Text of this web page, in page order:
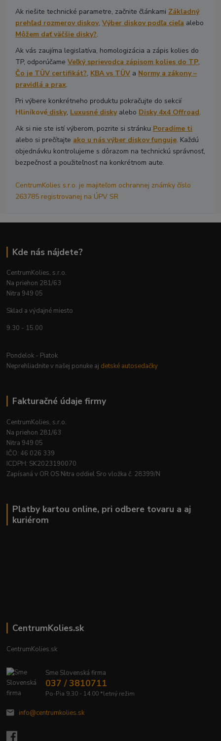
Ak riešite technické parametre, začnite článkami Základný
prehľad rozmerov diskov,Výber diskov podľa cieľa alebo
Môžem dať väčšie disky?.
Ak vás zaujíma legislatíva, homologizácia a zápis kolies do
TP, odporúčameVeľký sprievodca zápisom kolies do TP,
Čo je TÜV certifikát?, KBA vs TÜV a Normy a zákony –
pravidlá a prax.
Pri výbere konkrétneho produktu pokračujte do sekcií
Hliníkové disky, Luxusné diskyalebo Disky 4x4 Offroad.
Ak si nie ste istí výberom, pozrite si stránku Poradíme ti
alebo si prečítajte ako u nás výber diskov funguje. Každú
objednávku kontrolujeme s dôrazom na technickú správnosť,
bezpečnosť a použiteľnosť na konkrétnom aute.
CentrumKolies s.r.o. je majiteľom ochrannej známky číslo
263785 registrovanej na ÚPV SR
Kde nás nájdete?
CentrumKolies, s.r.o.
Na priehon 281/63
Nitra 949 05
Sklad a výdajné miesto
9.30 - 15.00
Pondelok - Piatok
Neprehliadnite v našej ponuke aj detské autosedačky
Fakturačné údaje firmy
CentrumKolies, s.r.o.
Na priehon 281/63
Nitra 949 05
IČO: 46 026 339
ICDPH: SK2023190070
Zapísaná v OR OS Nitra oddiel Sro vložka č. 28399/N
Platby kartou online, pri odbere tovaru a aj
kuriérom
CentrumKolies.sk
CentrumKolies.sk
Sme Slovenská firma
037 / 3810711
Po-Pia 9.30 - 14.00 *letný režim
info@centrumkolies.sk